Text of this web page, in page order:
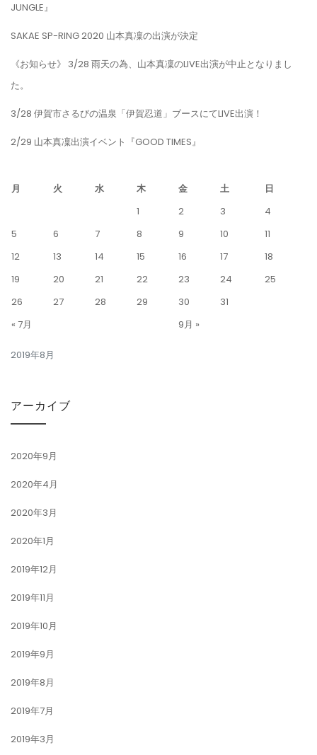
JUNGLE』
SAKAE SP-RING 2020 山本真凜の出演が決定
《お知らせ》 3/28 雨天の為、山本真凜のLIVE出演が中止となりまし
た。
3/28 伊賀市さるびの温泉「伊賀忍道」ブースにてLIVE出演！
2/29 山本真凜出演イベント『GOOD TIMES』
2019年8月
月 火 水 木 金 土 日
« 7月 9月 »
1 2 3
4
5
6 7 8 9 10
11
12
13 14 15 16 17
18
19
20 21 22 23 24
25
26
27 28 29 30 31
アーカイブ
2020年9月
2020年4月
2020年3月
2020年1月
2019年12月
2019年11月
2019年10月
2019年9月
2019年8月
2019年7月
2019年3月